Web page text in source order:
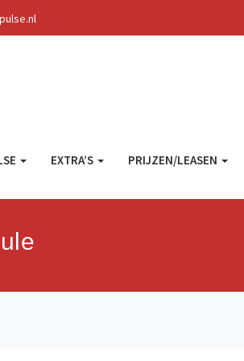
EXTRA’S PRIJZEN/LEASEN